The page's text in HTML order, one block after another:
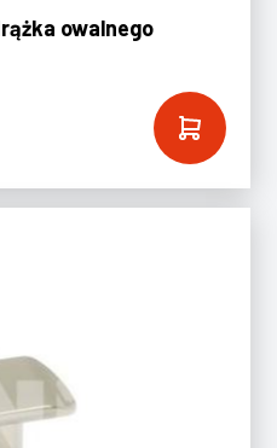
owalnego